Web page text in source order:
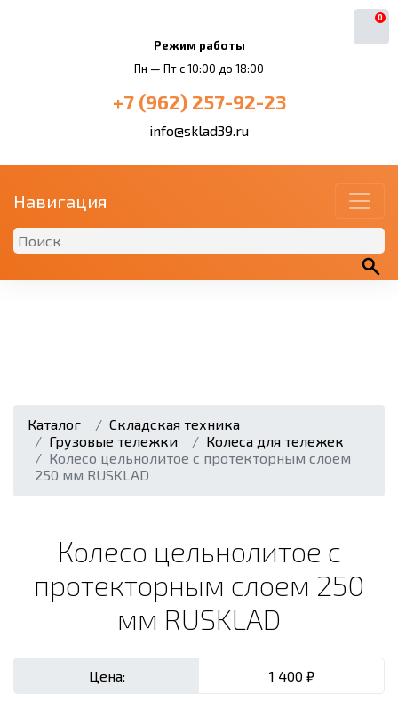
Режим работы
Пн — Пт с 10:00 до 18:00
0
+7 (962) 257-92-23
info@sklad39.ru
Навигация
Каталог
Складская техника
Грузовые тележки
Колеса для тележек
Колесо цельнолитое с протекторным слоем
250 мм RUSKLAD
Колесо цельнолитое с
протекторным слоем 250
мм RUSKLAD
Цена: 1 400 ₽